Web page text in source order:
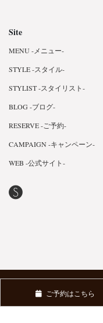
ご予約はこちら
Site
MENU -メニュー-
STYLE -スタイル-
STYLIST -スタイリスト-
BLOG -ブログ-
RESERVE -ご予約-
CAMPAIGN -キャンペーン-
WEB -公式サイト-
Copyright © 2018